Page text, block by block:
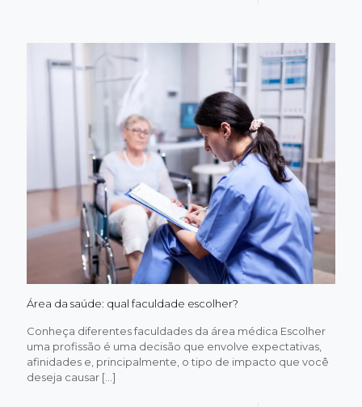
sobre
Área da saúde: qual faculdade escolher?
Conheça diferentes faculdades da área médica Escolher
uma profissão é uma decisão que envolve expectativas,
afinidades e, principalmente, o tipo de impacto que você
deseja causar […]